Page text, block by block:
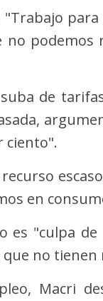
"Trabajo
no
de
ciento".
en
es "culpa
no tienen
Macri